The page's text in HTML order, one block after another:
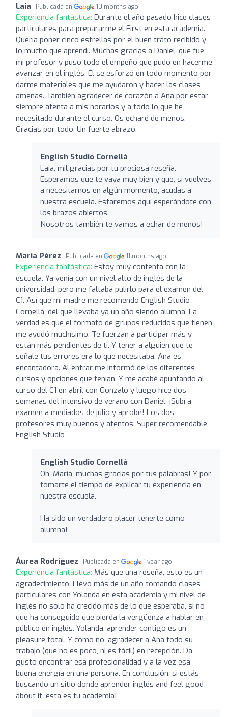
Laia Publicada en 10 months ago
Experiencia fantástica: Durante el año pasado hice clases
particulares para prepararme el First en esta academia.
Quería poner cinco estrellas por el buen trato recibido y
lo mucho que aprendí. Muchas gracias a Daniel, que fue
mi profesor y puso todo el empeño que pudo en hacerme
avanzar en el inglés. Él se esforzó en todo momento por
darme materiales que me ayudaron y hacer las clases
amenas. También agradecer de corazón a Ana por estar
siempre atenta a mis horarios y a todo lo que he
necesitado durante el curso. Os echaré de menos.
Gracias por todo. Un fuerte abrazo.
English Studio Cornellà
Laia, mil gracias por tu preciosa reseña.
Esperamos que te vaya muy bien y que, si vuelves
a necesitarnos en algún momento, acudas a
nuestra escuela. Estaremos aquí esperándote con
los brazos abiertos.
Nosotros también te vamos a echar de menos!
Maria Pérez Publicada en 11 months ago
Experiencia fantástica: Estoy muy contenta con la
escuela. Ya venía con un nivel alto de inglés de la
universidad, pero me faltaba pulirlo para el examen del
C1. Así que mi madre me recomendó English Studio
Cornellà, del que llevaba ya un año siendo alumna. La
verdad es que el formato de grupos reducidos que tienen
me ayudó muchísimo. Te fuerzan a participar más y
están más pendientes de ti. Y tener a alguien que te
señale tus errores era lo que necesitaba. Ana es
encantadora. Al entrar me informó de los diferentes
cursos y opciones que tenían. Y me acabé apuntando al
curso del C1 en abril con Gonzalo y luego hice dos
semanas del intensivo de verano con Daniel. ¡Subí a
examen a mediados de julio y aprobé! Los dos
profesores muy buenos y atentos. Super recomendable
English Studio
English Studio Cornellà
Oh, María, muchas gracias por tus palabras! Y por
tomarte el tiempo de explicar tu experiencia en
nuestra escuela.
Ha sido un verdadero placer tenerte como
alumna!
Áurea Rodríguez Publicada en 1 year ago
Experiencia fantástica: Más que una reseña, esto es un
agradecimiento. Llevo más de un año tomando clases
particulares con Yolanda en esta academia y mi nivel de
inglés no solo ha crecido más de lo que esperaba, si no
que ha conseguido que pierda la vergüenza a hablar en
público en inglés. Yolanda, aprender contigo es un
pleasure total. Y cómo no, agradecer a Ana todo su
trabajo (que no es poco, ni es fácil) en recepción. Da
gusto encontrar esa profesionalidad y a la vez esa
buena energía en una persona. En conclusión, si estás
buscando un sitio donde aprender inglés and feel good
about it, esta es tu academia!